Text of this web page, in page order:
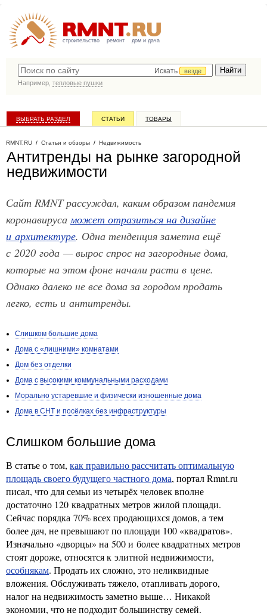
строительство ремонт дом и дача
Искать
везде
Например, тепловые пушки
ВЫБРАТЬ РАЗДЕЛ СТАТЬИ ТОВАРЫ
RMNT.RU / Статьи и обзоры / Недвижимость
Антитренды на рынке загородной
недвижимости
Сайт RMNT рассуждал, каким образом пандемия
коронавирусаможет отразиться на дизайне
и архитектуре. Одна тенденция заметна ещё
с 2020 года — вырос спрос на загородные дома,
которые на этом фоне начали расти в цене.
Однако далеко не все дома за городом продать
легко, есть и антитренды.
Слишком большие дома
Дома с «лишними» комнатами
Дом без отделки
Дома с высокими коммунальными расходами
Морально устаревшие и физически изношенные дома
Дома в СНТ и посёлках без инфраструктуры
Слишком большие дома
В статье о том, как правильно рассчитать оптимальную
площадь своего будущего частного дома, портал Rmnt.ru
писал, что для семьи из четырёх человек вполне
достаточно 120 квадратных метров жилой площади.
Сейчас порядка 70% всех продающихся домов, а тем
более дач, не превышают по площади 100 «квадратов».
Изначально «дворцы» на 500 и более квадратных метров
стоят дороже, относятся к элитной недвижимости,
особнякам. Продать их сложно, это неликвидные
вложения. Обслуживать тяжело, отапливать дорого,
налог на недвижимость заметно выше… Никакой
экономии, что не подходит большинству семей.